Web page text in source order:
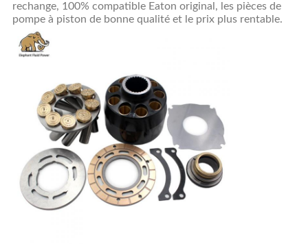
rechange, 100% compatible Eaton original, les pièces de
pompe à piston de bonne qualité et le prix plus rentable.